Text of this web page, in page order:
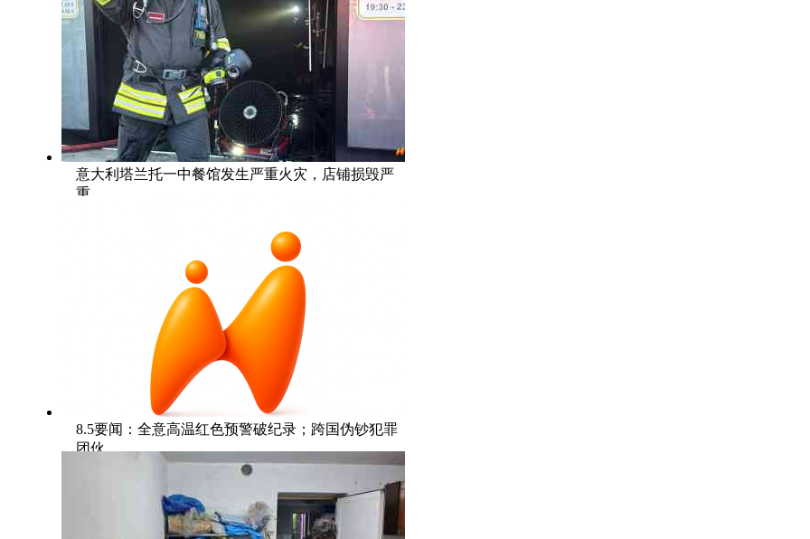
意大利塔兰托一中餐馆发生严重火灾，店铺损毁严
重
8.5要闻：全意高温红色预警破纪录；跨国伪钞犯罪
团伙